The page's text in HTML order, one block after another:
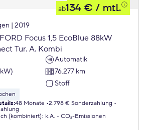
ab134 € / mtl.
| 2019
FORD Focus 1,5 EcoBlue 88kW
Tur. A. Kombi
Automatik
76.277 km
Stoff
:48 Monate 2.798 € Sonderzahlung
(kombiniert): k.A.
CO₂-Emissionen